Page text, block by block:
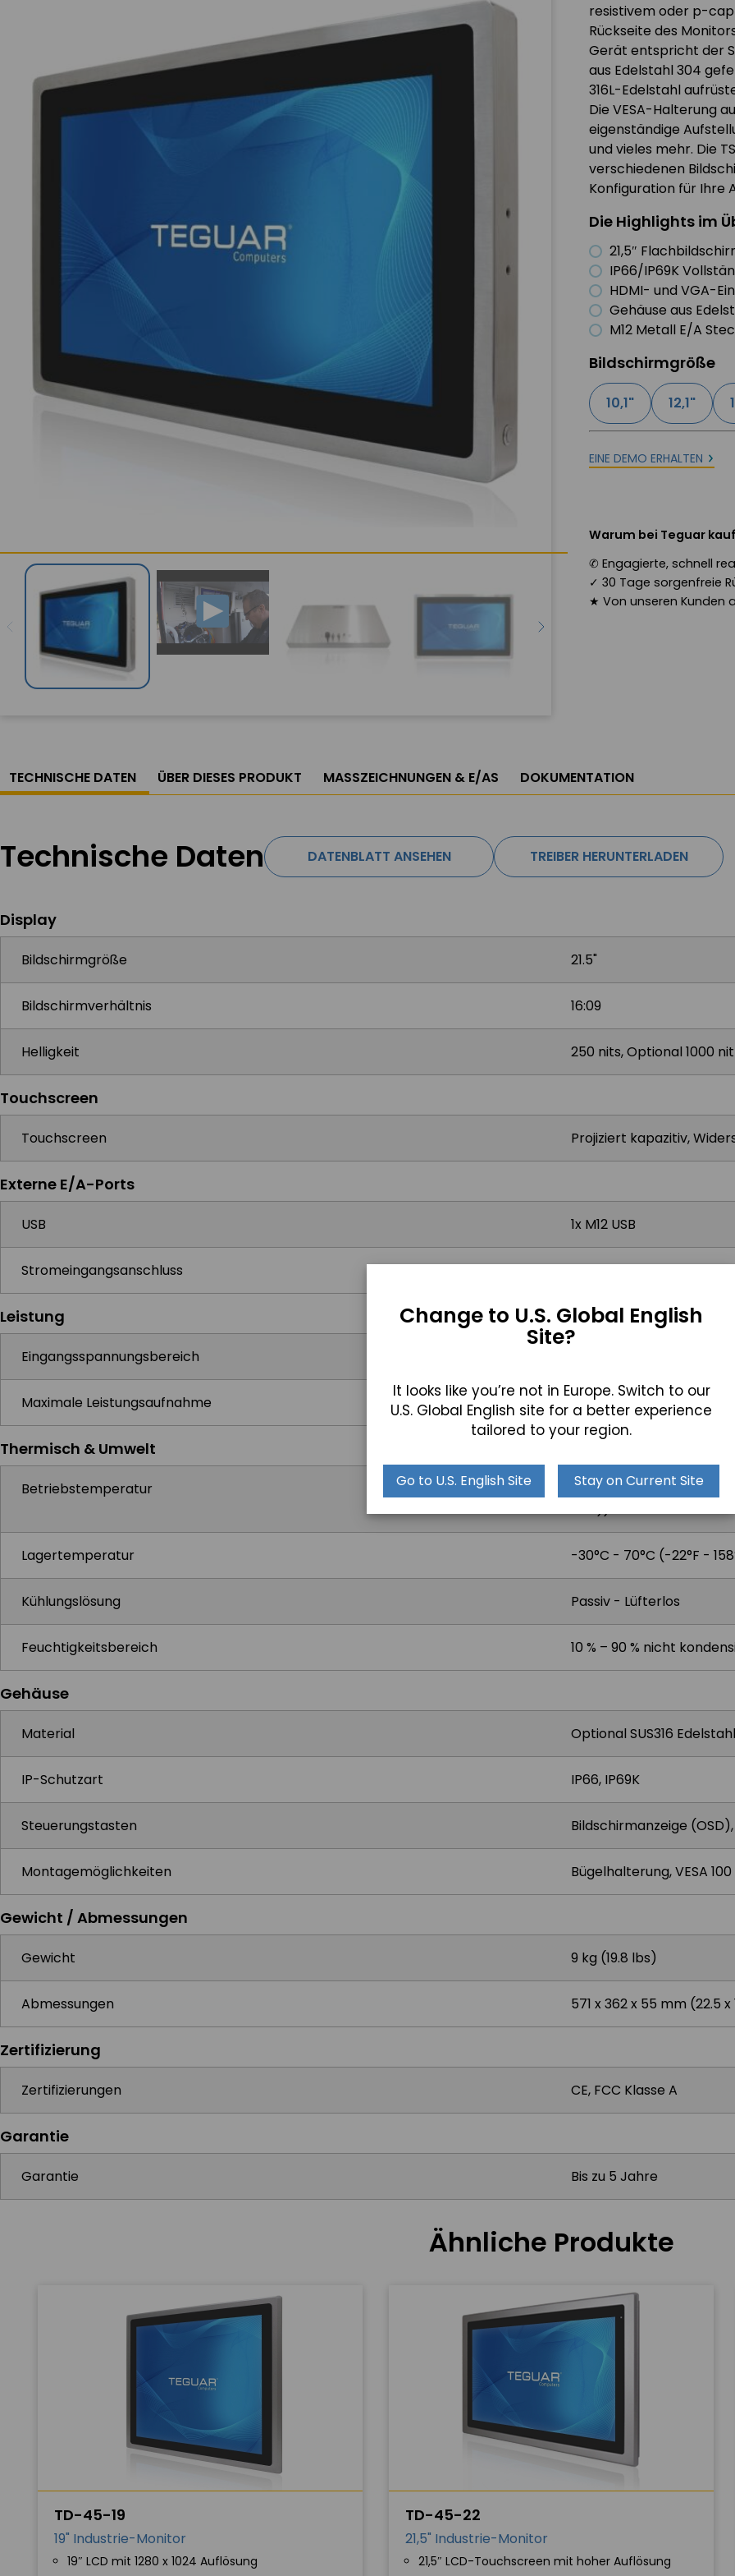
resistivem oder p-
Rückseite des
Gerät entspricht der
aus Edelstahl 304
316L-Edelstahl
Die VESA-Halterung
eigenständige
und vieles mehr. Die
verschiedenen
Konfiguration für Ihre
Die Highlights im
21,5″
IP66/IP69K
HDMI- und VGA-
Gehäuse aus
M12 Metall E/A
Bildschirmgröße
10,1" 12,1"
EINE DEMO ERHALTEN
Warum bei Teguar
✆ Engagierte, schnell
✓ 30 Tage sorgenfreie
★ Von unseren Kunden
TECHNISCHE DATEN ÜBER DIESES PRODUKT MASSZEICHNUNGEN & E/AS DOKUMENTATION
Technische Daten DATENBLATT ANSEHEN TREIBER HERUNTERLADEN
Display
Bildschirmgröße 21.5"
Bildschirmverhältnis 16:09
Helligkeit 250 nits, Optional 1000
Touchscreen
Touchscreen Projiziert kapazitiv,
Externe E/A-Ports
USB 1x M12 USB
Stromeingangsanschluss M12 Typ 3-PIN DC-
Leistung
Eingangsspannungsbereich
Maximale Leistungsaufnahme 18.9W
Thermisch & Umwelt
Betriebstemperatur
0°C - 50°C - 0°C - 40°C
LCD))
Lagertemperatur -30°C - 70°C (-22°F -
Kühlungslösung Passiv - Lüfterlos
Feuchtigkeitsbereich 10 % – 90 % nicht
Gehäuse
Material Optional SUS316
IP-Schutzart IP66, IP69K
Steuerungstasten Bildschirmanzeige
Montagemöglichkeiten Bügelhalterung, VESA
Gewicht / Abmessungen
Gewicht 9 kg (19.8 lbs)
Abmessungen 571 x 362 x 55 mm (22.5 x
Zertifizierung
Zertifizierungen CE, FCC Klasse A
Garantie
Garantie Bis zu 5 Jahre
Ähnliche Produkte
TD-45-19
19" Industrie-Monitor
19″ LCD mit 1280 x 1024 Auflösung
TD-45-22
21,5" Industrie-Monitor
21,5″ LCD-Touchscreen mit hoher Auflösung
Change to U.S. Global English
Site?
It looks like you’re not in Europe. Switch to our
U.S. Global English site for a better experience
tailored to your region.
Go to U.S. English Site Stay on Current Site